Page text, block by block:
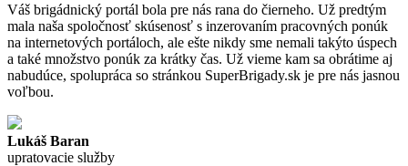
Váš brigádnický portál bola pre nás rana do čierneho. Už predtým
mala naša spoločnosť skúsenosť s inzerovaním pracovných ponúk
na internetových portáloch, ale ešte nikdy sme nemali takýto úspech
a také množstvo ponúk za krátky čas. Už vieme kam sa obrátime aj
nabudúce, spolupráca so stránkou SuperBrigady.sk je pre nás jasnou
voľbou.
Lukáš Baran
upratovacie služby